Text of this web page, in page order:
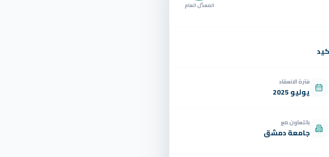
المعدّل العام
فترة الانعقاد
يوليو 2025
بالتعاون مع
جامعة دمشق